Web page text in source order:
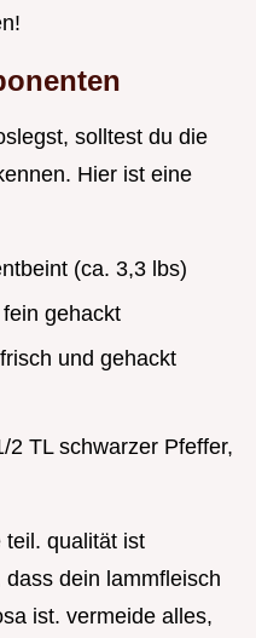
solltest du die
Hier ist eine
(ca. 3,3 lbs)
gehackt
und gehackt
2 TL schwarzer Pfeffer,
teil. qualität ist
dein lammfleisch
ist. vermeide alles,